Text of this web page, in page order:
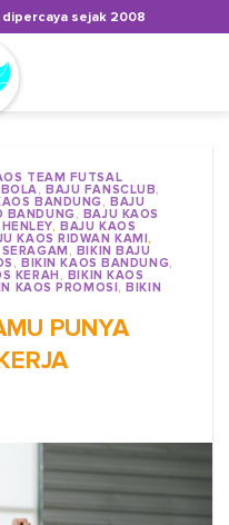
sejak 2008
TEAM FUTSAL
,BAJU FANSCLUB,
BANDUNG,BAJU
BANDUNG, BAJU KAOS
,BAJU KAOS
KAOS RIDWAN KAMI,
, BIKIN BAJU
,BIKIN KAOS BANDUNG,
KERAH, BIKIN KAOS
KAOS PROMOSI,BIKIN
PUNYA